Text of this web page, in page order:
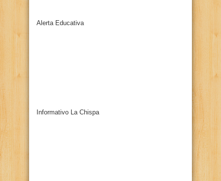
Alerta Educativa
Informativo La Chispa